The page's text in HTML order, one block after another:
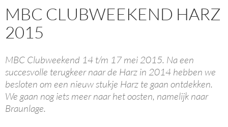
MBC CLUBWEEKEND HARZ
2015
MBC Clubweekend 14 t/m 17 mei 2015. Na een
succesvolle terugkeer naar de Harz in 2014 hebben we
besloten om een nieuw stukje Harz te gaan ontdekken.
We gaan nog iets meer naar het oosten, namelijk naar
Braunlage.